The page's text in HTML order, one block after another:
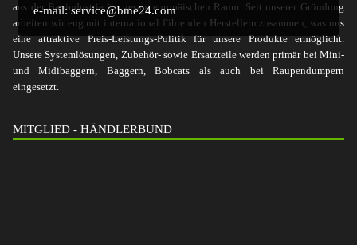
e-mail: service@bme24.com
aus der Bauindustrie im gesamteuropäischen Raum. Seit unserer Gründung
arbeiten wir eng mit international führenden Herstellern zusammen, was uns
eine attraktive Preis-Leistungs-Politik für unsere Produkte ermöglicht.
Unsere Systemlösungen, Zubehör- sowie Ersatzteile werden primär bei Mini-
und Midibaggern, Baggern, Bobcats als auch bei Raupendumpern
eingesetzt.
MITGLIED - HÄNDLERBUND